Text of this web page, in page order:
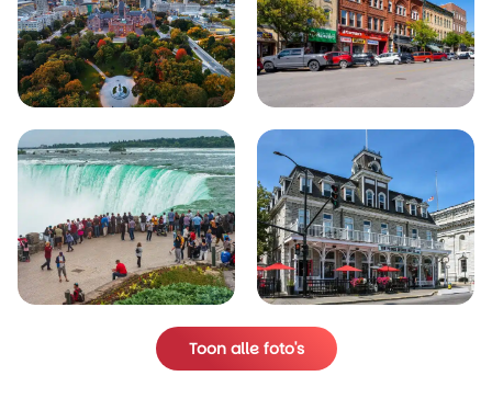
Toon alle foto's